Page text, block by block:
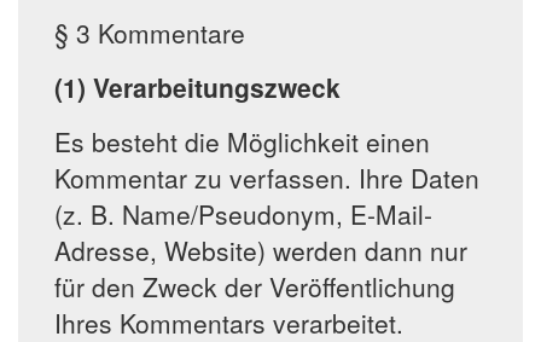
§ 3 Kommentare
(1) Verarbeitungszweck
Es besteht die Möglichkeit einen
Kommentar zu verfassen. Ihre Daten
(z. B. Name/Pseudonym, E-Mail-
Adresse, Website) werden dann nur
für den Zweck der Veröffentlichung
Ihres Kommentars verarbeitet.